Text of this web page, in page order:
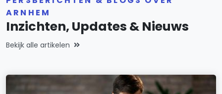
ARNHEM
Inzichten, Updates & Nieuws
Bekijk alle artikelen